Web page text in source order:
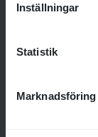
Inställningar
Statistik
Marknadsföring